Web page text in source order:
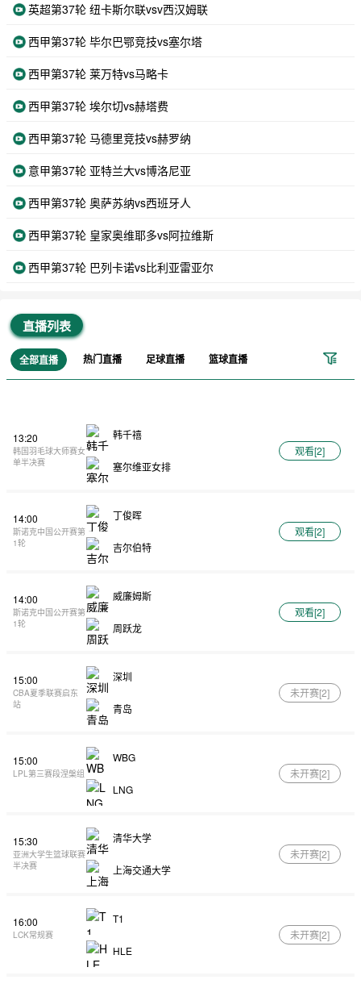
英超第37轮 纽卡斯尔联vsv西汉姆联
西甲第37轮 毕尔巴鄂竞技vs塞尔塔
西甲第37轮 莱万特vs马略卡
西甲第37轮 埃尔切vs赫塔费
西甲第37轮 马德里竞技vs赫罗纳
意甲第37轮 亚特兰大vs博洛尼亚
西甲第37轮 奥萨苏纳vs西班牙人
西甲第37轮 皇家奥维耶多vs阿拉维斯
西甲第37轮 巴列卡诺vs比利亚雷亚尔
直播列表
全部直播 热门直播 足球直播 篮球直播
13:20
韩国羽毛球大师赛女
单半决赛
韩千禧
塞尔维亚女排
观看[2]
14:00
斯诺克中国公开赛第
1轮
丁俊晖
吉尔伯特
观看[2]
14:00
斯诺克中国公开赛第
1轮
威廉姆斯
周跃龙
观看[2]
15:00
CBA夏季联赛启东
站
深圳
青岛
未开赛[2]
15:00
LPL第三赛段涅槃组
WBG
LNG
未开赛[2]
15:30
亚洲大学生篮球联赛
半决赛
清华大学
上海交通大学
未开赛[2]
16:00
LCK常规赛
T1
HLE
未开赛[2]